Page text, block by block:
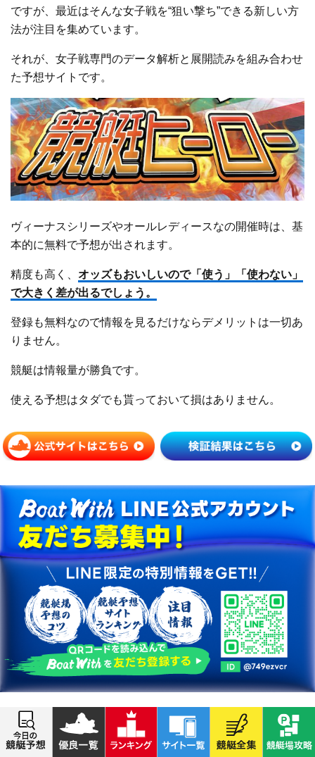
ですが、最近はそんな女子戦を“狙い撃ち”できる新しい方
法が注目を集めています。
それが、女子戦専門のデータ解析と展開読みを組み合わせ
た予想サイトです。
ヴィーナスシリーズやオールレディースなの開催時は、基
本的に無料で予想が出されます。
精度も高く、 オッズもおいしいので「使う」「使わない」
で大きく差が出るでしょう。
登録も無料なので情報を見るだけならデメリットは一切あ
りません。
競艇は情報量が勝負です。
使える予想はタダでも貰っておいて損はありません。